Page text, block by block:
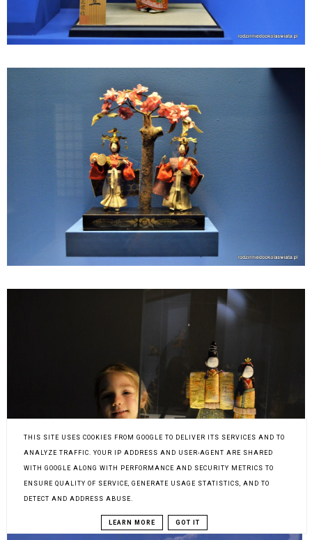
THIS SITE USES COOKIES FROM GOOGLE TO DELIVER ITS SERVICES AND TO
ANALYZE TRAFFIC. YOUR IP ADDRESS AND USER-AGENT ARE SHARED
WITH GOOGLE ALONG WITH PERFORMANCE AND SECURITY METRICS TO
ENSURE QUALITY OF SERVICE, GENERATE USAGE STATISTICS, AND TO
DETECT AND ADDRESS ABUSE.
LEARN MORE GOT IT